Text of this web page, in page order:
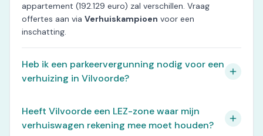
appartement (192.129 euro) zal verschillen. Vraag
offertes aan via Verhuiskampioen voor een
inschatting.
Heb ik een parkeervergunning nodig voor een
verhuizing in Vilvoorde?
Heeft Vilvoorde een LEZ-zone waar mijn
verhuiswagen rekening mee moet houden?